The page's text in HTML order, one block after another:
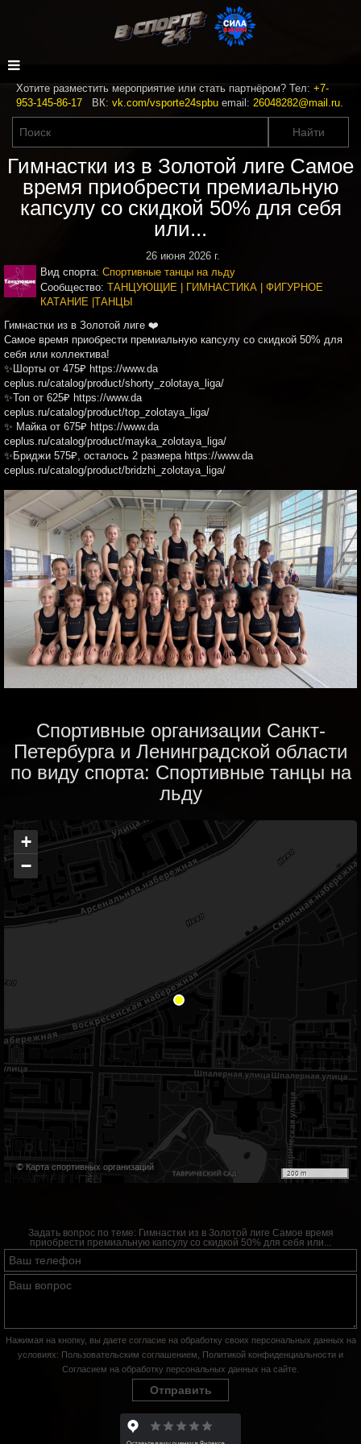
Хотите разместить мероприятие или стать партнёром? Тел: +7-
953-145-86-17 ВК: vk.com/vsporte24spbu email: 26048282@mail.ru.
Гимнастки из в Золотой лиге Самое
время приобрести премиальную
капсулу со скидкой 50% для себя
или...
26 июня 2026 г.
Вид спорта: Спортивные танцы на льду
Сообщество: ТАНЦУЮЩИЕ | ГИМНАСТИКА | ФИГУРНОЕ
КАТАНИЕ |ТАНЦЫ
Гимнастки из в Золотой лиге ❤️
Самое время приобрести премиальную капсулу со скидкой 50% для
себя или коллектива!
✨Шорты от 475₽ https://www.da
ceplus.ru/catalog/product/shorty_zolotaya_liga/
✨Топ от 625₽ https://www.da
ceplus.ru/catalog/product/top_zolotaya_liga/
✨ Майка от 675₽ https://www.da
ceplus.ru/catalog/product/mayka_zolotaya_liga/
✨Бриджи 575₽, осталось 2 размера https://www.da
ceplus.ru/catalog/product/bridzhi_zolotaya_liga/
Спортивные организации Санкт-
Петербурга и Ленинградской области
по виду спорта: Спортивные танцы на
льду
+
−
© Карта спортивных организаций
200 m
Задать вопрос по теме: Гимнастки из в Золотой лиге Самое время
приобрести премиальную капсулу со скидкой 50% для себя или...
Нажимая на кнопку, вы даете согласие на обработку своих персональных данных на
условиях: Пользовательским соглашением Политикой конфиденциальности и
Согласием на обработку персональных данных на сайте
Отправить